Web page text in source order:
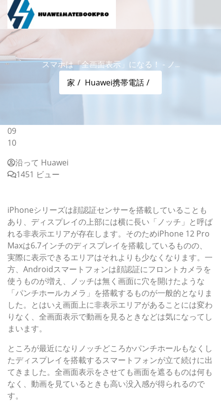
スマホは「全画面表示」になる！ - ノ...
家 Huawei携帯電話
09
10
沿って Huawei
1451 ビュー
iPhoneシリーズは顔認証センサーを搭載していることも
あり、ディスプレイの上部には横に長い「ノッチ」と呼ば
れる非表示エリアが存在します。そのためiPhone 12 Pro
Maxは6.7インチのディスプレイを搭載しているものの、
実際に表示できるエリアはそれよりも少なくなります。一
方、Androidスマートフォンは顔認証にフロントカメラを
使うものが増え、ノッチは無く画面に穴を開けたような
「パンチホールカメラ」を搭載するものが一般的となりま
した。とはいえ画面上に非表示エリアがあることには変わ
りなく、全画面表示で動画を見るときなどは気になってし
まいます。
ところが最近になりノッチどころかパンチホールもなくし
たディスプレイを搭載するスマートフォンが立て続けに出
てきました。全画面表示をさせても画面を遮るものは何も
なく、動画を見ているときも高い没入感が得られるので
す。